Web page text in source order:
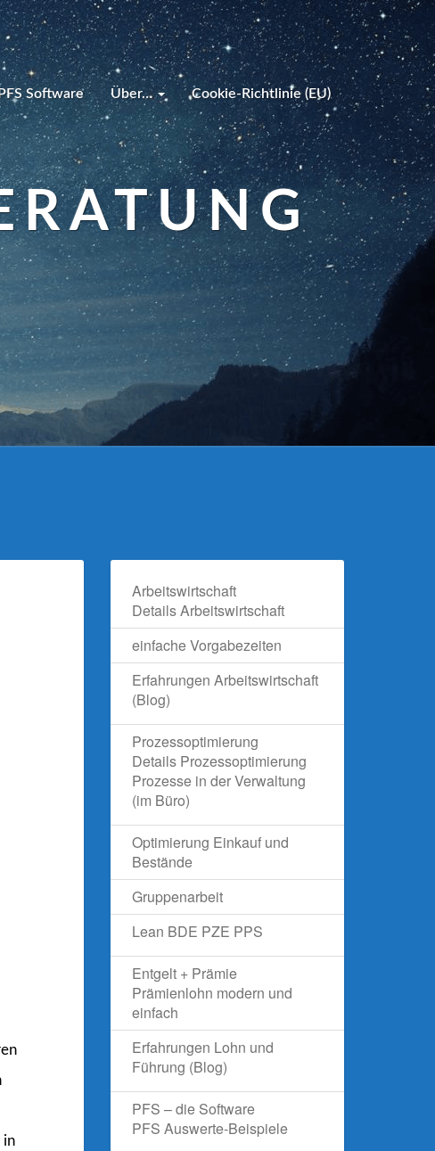
PFS Software Über… Cookie-Richtlinie (EU)
in
Arbeitswirtschaft
Details Arbeitswirtschaft
einfache Vorgabezeiten
Erfahrungen Arbeitswirtschaft
(Blog)
Prozessoptimierung
Details Prozessoptimierung
Prozesse in der Verwaltung
(im Büro)
Optimierung Einkauf und
Bestände
Gruppenarbeit
Lean BDE PZE PPS
Entgelt + Prämie
Prämienlohn modern und
einfach
Erfahrungen Lohn und
Führung (Blog)
PFS – die Software
PFS Auswerte-Beispiele